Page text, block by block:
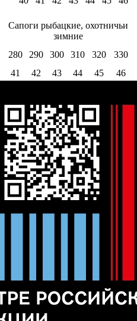
Сапоги рыбацкие, охотничьи
зимние
280 290 300 310 320
330
41 42 43 44 45 46